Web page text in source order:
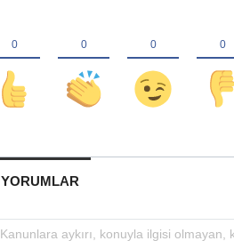
YORUMLAR